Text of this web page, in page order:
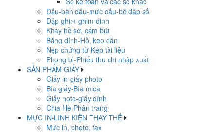
Dấu-bàn dấu-mực dấu-bộ dập số
Dập ghim-ghim-đinh
Khay hồ sơ, cắm bút
Băng dính-Hồ, keo dán
Nẹp chứng từ-Kẹp tài liệu
Phong bì-Phiếu thu chi nhập xuất
SẢN PHẨM GIẤY
Giấy in-giấy photo
Bìa giấy-Bìa mica
Giấy note-giấy dính
Chia file-Phân trang
MỰC IN-LINH KIỆN THAY THẾ
Mực in, photo, fax